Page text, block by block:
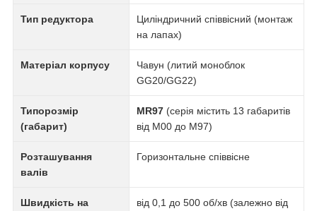
Тип редуктора
Циліндричний співвісний (монтаж
на лапах)
Матеріал корпусу
Чавун (литий моноблок
GG20/GG22)
Типорозмір
(габарит)
MR97 (серія містить 13 габаритів
від M00 до M97)
Розташування
валів
Горизонтальне співвісне
Швидкість на
від 0,1 до 500 об/хв (залежно від